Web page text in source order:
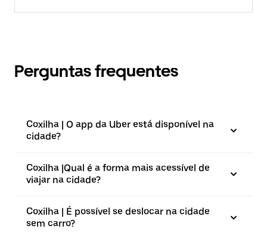
Perguntas frequentes
Coxilha | O app da Uber está disponível na
cidade?
Coxilha |⁠Qual é a forma mais acessível de
viajar na cidade?
Coxilha | É possível se deslocar na cidade
sem carro?